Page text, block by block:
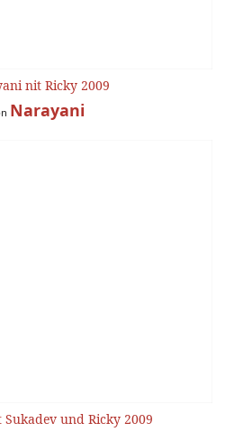
nit Ricky 2009
Narayani
und Ricky 2009